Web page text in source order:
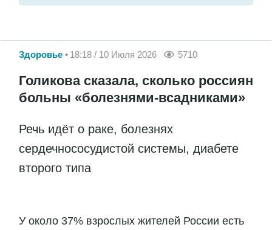
Здоровье 18:18 / 10 Июля 2026 5710
Голикова сказала, сколько россиян
больны «болезнями-всадниками»
Речь идёт о раке, болезнях
сердечнососудистой системы, диабете
второго типа
У около 37% взрослых жителей России есть